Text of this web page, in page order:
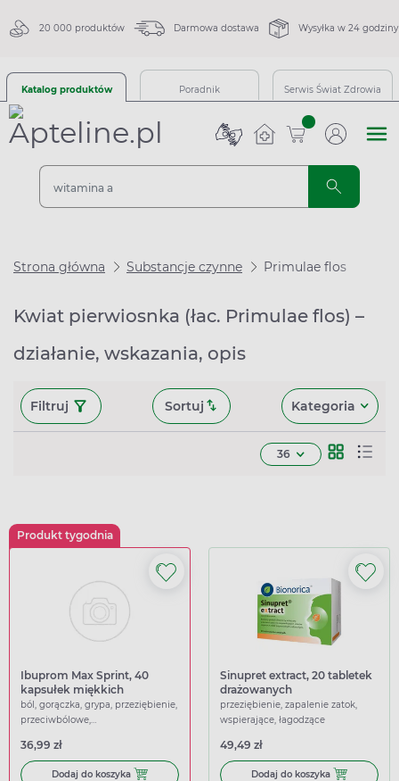
20 000 produktów Darmowa dostawa Wysyłka w 24 godziny
Katalog produktów Poradnik Serwis Świat Zdrowia
sztuk
Strona główna Substancje czynne Primulae flos
Kwiat pierwiosnka (łac. Primulae flos) –
działanie, wskazania, opis
Filtruj Sortuj Kategoria
36
Produkt tygodnia
Ibuprom Max Sprint, 40
kapsułek miękkich
ból, gorączka, grypa, przeziębienie,
przeciwbólowe,
36,99 zł
Dodaj do koszyka Dodaj do koszyka Ibuprom Max Sprint, 40 kapsułek
Sinupret extract, 20 tabletek
drażowanych
przeziębienie, zapalenie zatok,
wspierające, łagodzące
49,49 zł
Dodaj do koszyka Dodaj do